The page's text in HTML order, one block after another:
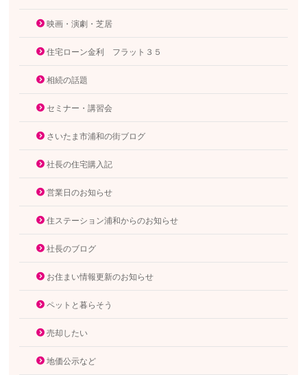
映画・演劇・芝居
住宅ローン金利 フラット３５
相続の話題
セミナー・講習会
さいたま市浦和の街ブログ
社長の住宅購入記
営業日のお知らせ
住ステーション浦和からのお知らせ
社長のブログ
お住まい情報更新のお知らせ
ペットと暮らそう
売却したい
地価公示など